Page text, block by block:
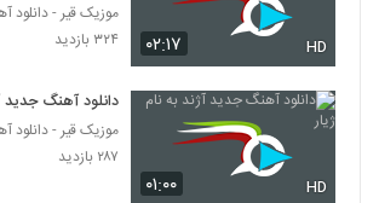
5717
فرزاد کیانی آهنگ شاخه نبات
5718
آهنگ مال همیم از محمود
۲۰۵ بازدید
۰۲:۱۷ HD
موزیک قیر - دانلود
۳۲۴ بازدید
۰۱:۰۰ HD
دانلود آهنگ جدید
موزیک قیر - دانلود
۲۸۷ بازدید